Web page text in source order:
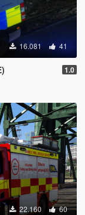
16.081 41
1.0
22.160 60